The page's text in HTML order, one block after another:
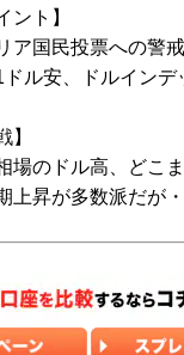
ント】
ア国民投票への警戒
ドル安、ドルインデ
】
場のドル高、どこ
上昇が多数派だが・